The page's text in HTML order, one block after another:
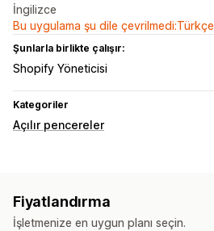
İngilizce
Bu uygulama şu dile çevrilmedi:Türkçe
Şunlarla birlikte çalışır:
Shopify Yöneticisi
Kategoriler
Açılır pencereler
Açılır pencereleri yönetme
Fiyatlandırma
İşletmenize en uygun planı seçin.